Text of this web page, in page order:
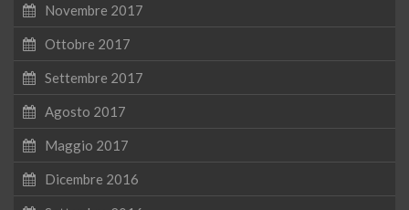
Novembre 2017
Ottobre 2017
Settembre 2017
Agosto 2017
Maggio 2017
Dicembre 2016